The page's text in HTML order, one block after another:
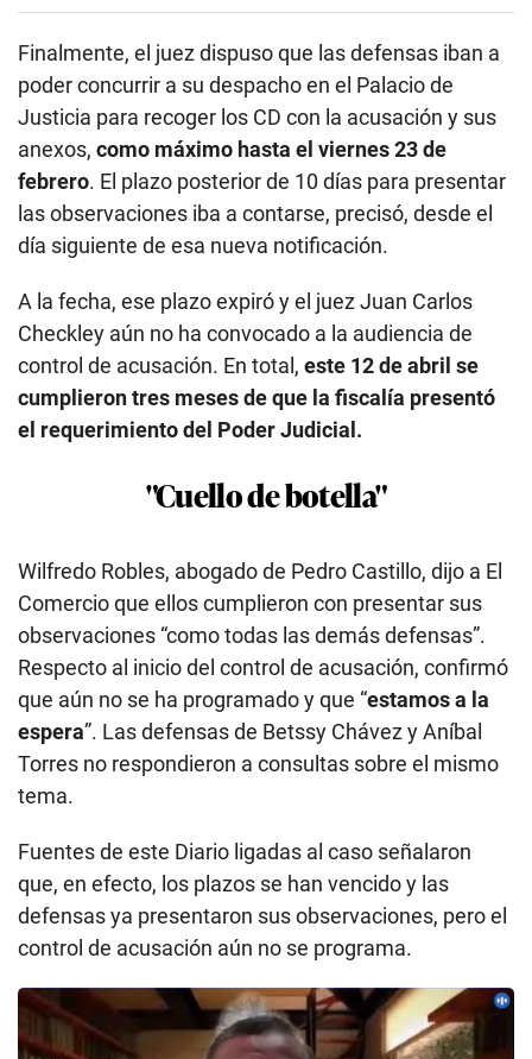
Finalmente, el juez dispuso que las defensas iban a
poder concurrir a su despacho en el Palacio de
Justicia para recoger los CD con la acusación y sus
anexos, como máximo hasta el viernes 23 de
febrero. El plazo posterior de 10 días para presentar
las observaciones iba a contarse, precisó, desde el
día siguiente de esa nueva notificación.
A la fecha, ese plazo expiró y el juez Juan Carlos
Checkley aún no ha convocado a la audiencia de
control de acusación. En total, este 12 de abril se
cumplieron tres meses de que la fiscalía presentó
el requerimiento del Poder Judicial.
"Cuello de botella"
Wilfredo Robles, abogado de Pedro Castillo, dijo a El
Comercio que ellos cumplieron con presentar sus
observaciones “como todas las demás defensas”.
Respecto al inicio del control de acusación, confirmó
que aún no se ha programado y que “estamos a la
espera”. Las defensas de Betssy Chávez y Aníbal
Torres no respondieron a consultas sobre el mismo
tema.
Fuentes de este Diario ligadas al caso señalaron
que, en efecto, los plazos se han vencido y las
defensas ya presentaron sus observaciones, pero el
control de acusación aún no se programa.